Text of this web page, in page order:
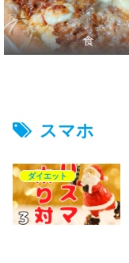
食
スマホ
ダイエット